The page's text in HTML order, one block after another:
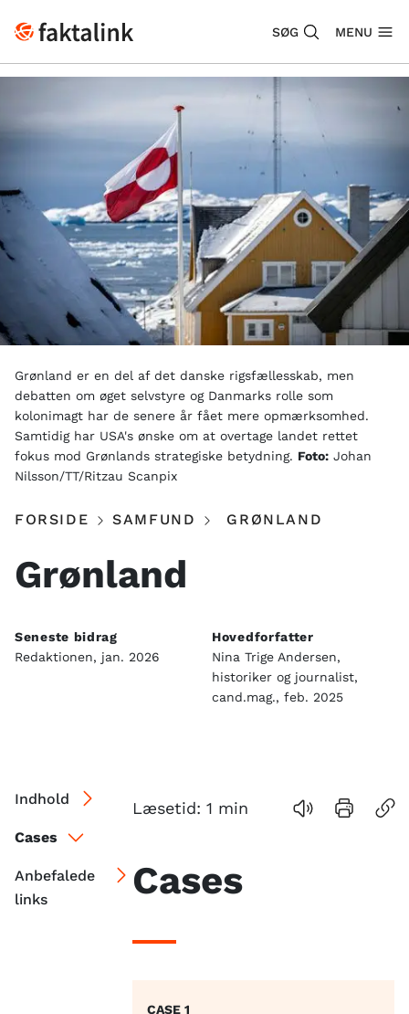
SØG MENU
Grønland er en del af det danske rigsfællesskab, men
debatten om øget selvstyre og Danmarks rolle som
kolonimagt har de senere år fået mere opmærksomhed.
Samtidig har USA's ønske om at overtage landet rettet
fokus mod Grønlands strategiske betydning. Foto: Johan
Nilsson/TT/Ritzau Scanpix
FORSIDE SAMFUND GRØNLAND
Grønland
Seneste bidrag
Redaktionen, jan. 2026
Hovedforfatter
Nina Trige Andersen,
historiker og journalist,
cand.mag., feb. 2025
Indhold
Cases
Anbefalede
links
Læsetid: 1 min
Cases
CASE 1